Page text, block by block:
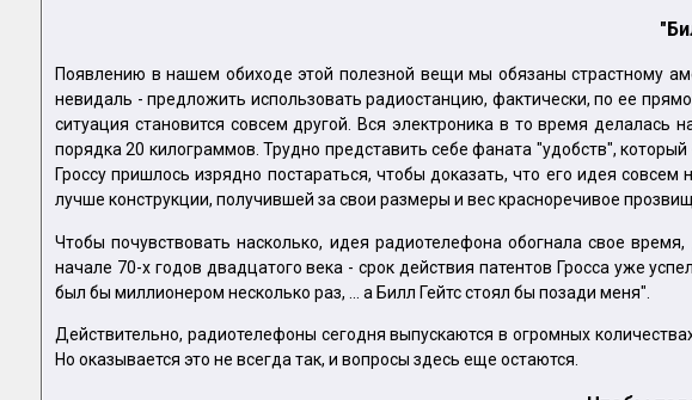
Появлению в нашем обиходе этой полезной вещи мы обязаны страстному
невидаль - предложить использовать радиостанцию, фактически, по ее
ситуация становится совсем другой. Вся электроника в то время
порядка 20 килограммов. Трудно представить себе фаната "удобств",
Гроссу пришлось изрядно постараться, чтобы доказать, что его идея
лучше конструкции, получившей за свои размеры и вес красноречивое
Чтобы почувствовать насколько, идея радиотелефона обогнала свое
начале 70-х годов двадцатого века - срок действия патентов Гросса уже
был бы миллионером несколько раз, ... а Билл Гейтс стоял бы позади меня".
Действительно, радиотелефоны сегодня выпускаются в огромных
Но оказывается это не всегда так, и вопросы здесь еще остаются.